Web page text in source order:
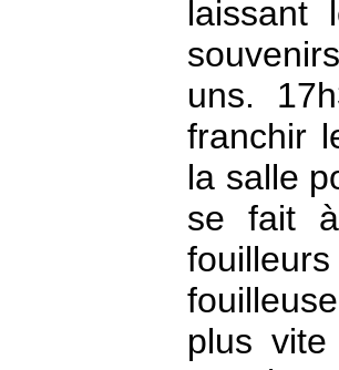
laissant
uns.
franchir
la salle
se fait
plus